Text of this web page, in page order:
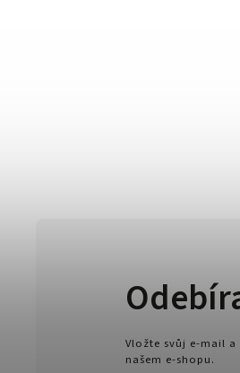
Vložte svůj e-mail
našem e-shopu.